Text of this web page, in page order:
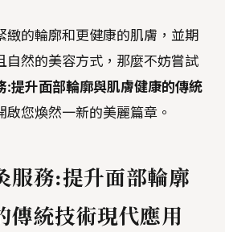
緻的輪廓和更健康的肌膚，並期
自然的美容方式，那麼不妨嘗試
:提升面部輪廓與肌膚健康的傳統
啟您煥然一新的美麗篇章。
服務:提升面部輪廓
傳統技術現代應用